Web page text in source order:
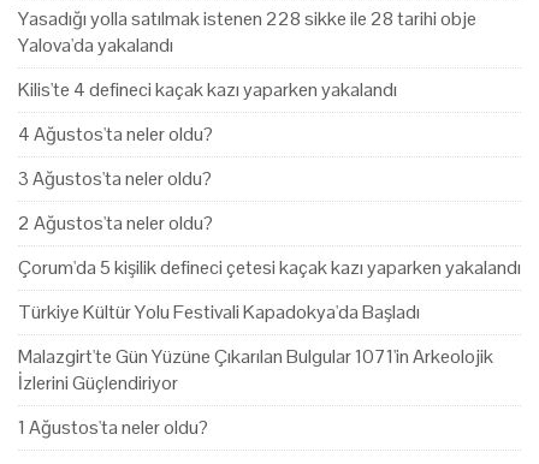
Yasadığı yolla satılmak istenen 228 sikke ile 28 tarihi obje
Yalova'da yakalandı
Kilis'te 4 defineci kaçak kazı yaparken yakalandı
4 Ağustos'ta neler oldu?
3 Ağustos'ta neler oldu?
2 Ağustos'ta neler oldu?
Çorum'da 5 kişilik defineci çetesi kaçak kazı yaparken yakalandı
Türkiye Kültür Yolu Festivali Kapadokya'da Başladı
Malazgirt'te Gün Yüzüne Çıkarılan Bulgular 1071'in Arkeolojik
İzlerini Güçlendiriyor
1 Ağustos'ta neler oldu?